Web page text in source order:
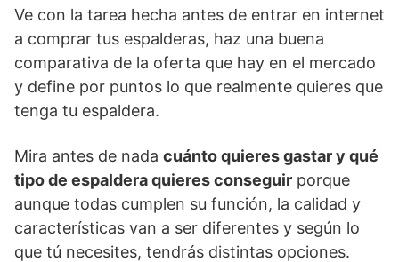
Ve con la tarea hecha antes de entrar en internet
a comprar tus espalderas, haz una buena
comparativa de la oferta que hay en el mercado
y define por puntos lo que realmente quieres que
tenga tu espaldera.
Mira antes de nada cuánto quieres gastar y qué
tipo de espaldera quieres conseguir porque
aunque todas cumplen su función, la calidad y
características van a ser diferentes y según lo
que tú necesites, tendrás distintas opciones.